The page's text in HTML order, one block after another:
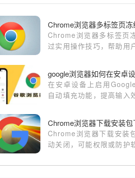
Chrome浏览器多标签页
过实用操作技巧，帮助用
在安卓设备上启用
自动填充功能，提高输入
Chrome浏览器下载安装
动关闭，可能权限或防护